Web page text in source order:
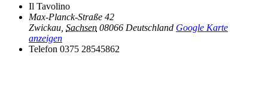
Il Tavolino
Max-Planck-Straße 42
Zwickau Sachsen 08066 Deutschland Google Karte
anzeigen
Telefon 0375 28545862